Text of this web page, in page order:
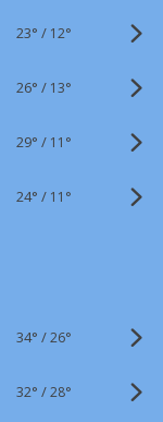
23° / 12°
26° / 13°
29° / 11°
24° / 11°
34° /26°
32° /28°